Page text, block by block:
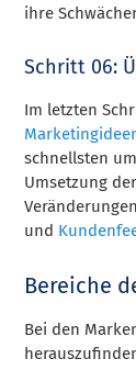
ihre
Schritt 06:
Im letzten
schnellsten
Umsetzung
und
Bereiche
Bei den